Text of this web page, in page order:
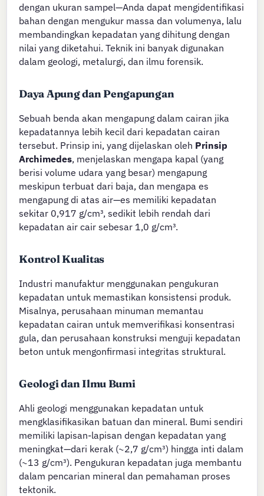
dengan ukuran sampel—Anda dapat mengidentifikasi
bahan dengan mengukur massa dan volumenya, lalu
membandingkan kepadatan yang dihitung dengan
nilai yang diketahui. Teknik ini banyak digunakan
dalam geologi, metalurgi, dan ilmu forensik.
Daya Apung dan Pengapungan
Sebuah benda akan mengapung dalam cairan jika
kepadatannya lebih kecil dari kepadatan cairan
tersebut. Prinsip ini, yang dijelaskan oleh Prinsip
Archimedes, menjelaskan mengapa kapal (yang
berisi volume udara yang besar) mengapung
meskipun terbuat dari baja, dan mengapa es
mengapung di atas air—es memiliki kepadatan
sekitar 0,917 g/cm³, sedikit lebih rendah dari
kepadatan air cair sebesar 1,0 g/cm³.
Kontrol Kualitas
Industri manufaktur menggunakan pengukuran
kepadatan untuk memastikan konsistensi produk.
Misalnya, perusahaan minuman memantau
kepadatan cairan untuk memverifikasi konsentrasi
gula, dan perusahaan konstruksi menguji kepadatan
beton untuk mengonfirmasi integritas struktural.
Geologi dan Ilmu Bumi
Ahli geologi menggunakan kepadatan untuk
mengklasifikasikan batuan dan mineral. Bumi sendiri
memiliki lapisan-lapisan dengan kepadatan yang
meningkat—dari kerak (~2,7 g/cm³) hingga inti dalam
(~13 g/cm³). Pengukuran kepadatan juga membantu
dalam pencarian mineral dan pemahaman proses
tektonik.